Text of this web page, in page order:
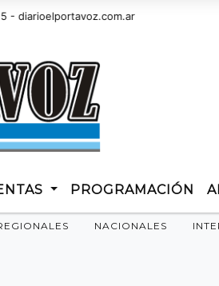
PROGRAMACIÓN
NACIONALES